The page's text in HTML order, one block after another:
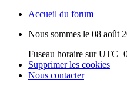
Accueil du forum
Nous sommes le 08 août
Fuseau horaire sur
Supprimer les cookies
Nous contacter